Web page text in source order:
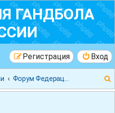
ГАНДБОЛА
Вход
Регистрация